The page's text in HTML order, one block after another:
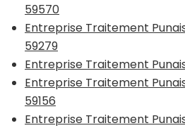
59570
Entreprise Traitement
59279
Entreprise Traitement
Entreprise Traitement
59156
Entreprise Traitement